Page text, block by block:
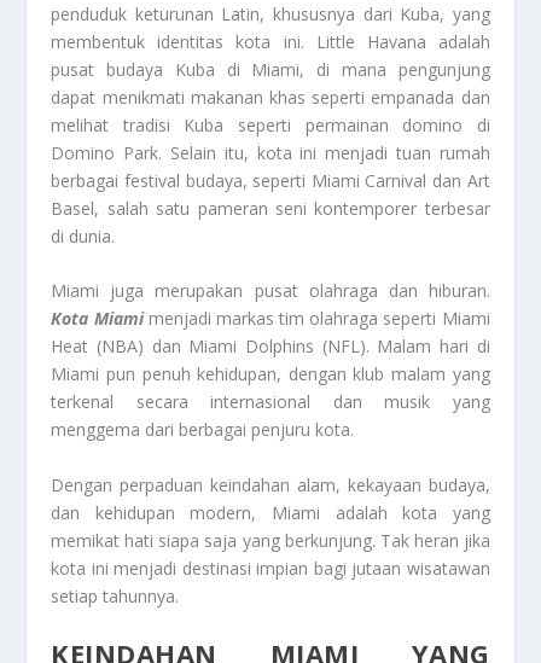
penduduk keturunan Latin, khususnya dari Kuba, yang
membentuk identitas kota ini. Little Havana adalah
pusat budaya Kuba di Miami, di mana pengunjung
dapat menikmati makanan khas seperti empanada dan
melihat tradisi Kuba seperti permainan domino di
Domino Park. Selain itu, kota ini menjadi tuan rumah
berbagai festival budaya, seperti Miami Carnival dan Art
Basel, salah satu pameran seni kontemporer terbesar
di dunia.
Miami juga merupakan pusat olahraga dan hiburan.
Kota Miamimenjadi markas tim olahraga seperti Miami
Heat (NBA) dan Miami Dolphins (NFL). Malam hari di
Miami pun penuh kehidupan, dengan klub malam yang
terkenal secara internasional dan musik yang
menggema dari berbagai penjuru kota.
Dengan perpaduan keindahan alam, kekayaan budaya,
dan kehidupan modern, Miami adalah kota yang
memikat hati siapa saja yang berkunjung. Tak heran jika
kota ini menjadi destinasi impian bagi jutaan wisatawan
setiap tahunnya.
KEINDAHAN MIAMI YANG